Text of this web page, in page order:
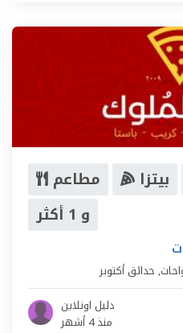
مطاعم بيتزا
و 1 أكثر
, حدائق أكتوبر
دليل اونلاين
منذ 4 أشهر